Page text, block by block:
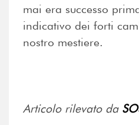
mai era successo
indicativo dei forti
nostro mestiere.
Articolo rilevato da